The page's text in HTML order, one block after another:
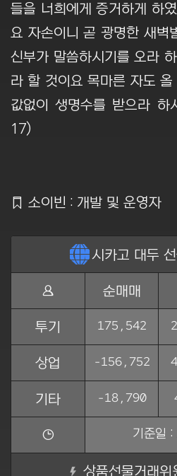
들을 너희에게 증거하게 하
요 자손이니 곧 광명한 새벽
신부가 말씀하시기를 오라
라 할 것이요 목마른 자도
값없이 생명수를 받으라
17)
Ẍ 소이빈 : 개발 및 운영자
ẵ시카고 대두
Ṅ 순매매
투기 175,542
상업 -156,752
기타 -18,790
ẏ 기준
상품선물거래